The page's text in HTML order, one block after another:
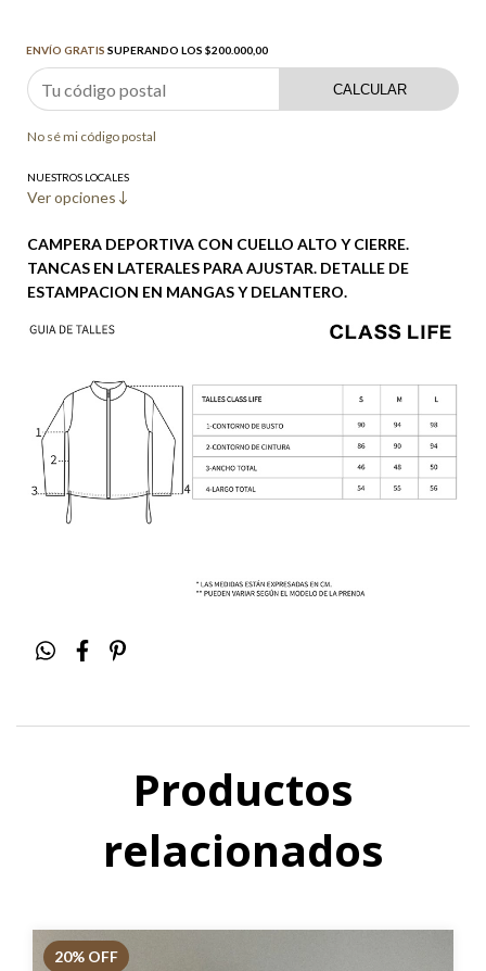
ENVÍO GRATIS SUPERANDO LOS $200.000,00
CALCULAR
No sé mi código postal
NUESTROS LOCALES
Ver opciones
CAMPERA DEPORTIVA CON CUELLO ALTO Y CIERRE.
TANCAS EN LATERALES PARA AJUSTAR. DETALLE DE
ESTAMPACION EN MANGAS Y DELANTERO.
Productos
relacionados
20% OFF